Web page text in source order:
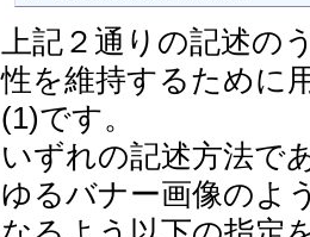
上記２通りの記述の
性を維持するために
(1)です。
いずれの記述方法で
ゆるバナー画像のよ